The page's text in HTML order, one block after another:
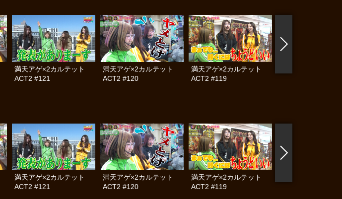
満天アゲ×2カルテット
ACT2 #121
満天アゲ×2カルテット
ACT2 #120
満天アゲ×2カルテット
ACT2 #119
満天アゲ×2カルテット
ACT2 #121
満天アゲ×2カルテット
ACT2 #120
満天アゲ×2カルテット
ACT2 #119